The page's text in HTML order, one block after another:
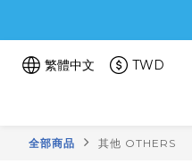
繁體中文 TWD
全部商品 其他 OTHERS